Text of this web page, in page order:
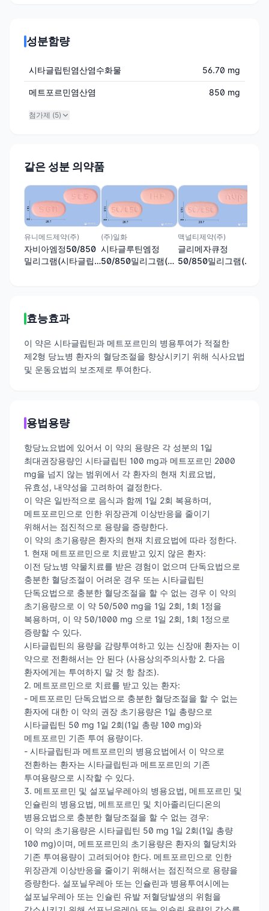
성분함량
시타글립틴염산염수화물 56.70 mg
메트포르민염산염 850 mg
첨가제 (5)
같은 성분 의약품
유니메드제약(주)
자비아엠정50/850
밀리그램(시타글립
(주)일화
시타글루틴엠정
50/850밀리그램(시
맥널티제약(주)
글리메자큐정
50/850밀리그램(시
효능효과
이 약은 시타글립틴과 메트포르민의 병용투여가 적절한
제2형 당뇨병 환자의 혈당조절을 향상시키기 위해 식사요법
및 운동요법의 보조제로 투여한다.
용법용량
항당뇨요법에 있어서 이 약의 용량은 각 성분의 1일
최대권장용량인 시타글립틴 100 mg과 메트포르민 2000
mg을 넘지 않는 범위에서 각 환자의 현재 치료요법,
유효성, 내약성을 고려하여 결정한다.
이 약은 일반적으로 음식과 함께 1일 2회 복용하며,
메트포르민으로 인한 위장관계 이상반응을 줄이기
위해서는 점진적으로 용량을 증량한다.
이 약의 초기용량은 환자의 현재 치료요법에 따라 정한다.
1. 현재 메트포르민으로 치료받고 있지 않은 환자:
이전 당뇨병 약물치료를 받은 경험이 없으며 단독요법으로
충분한 혈당조절이 어려운 경우 또는 시타글립틴
단독요법으로 충분한 혈당조절을 할 수 없는 경우 이 약의
초기용량으로 이 약 50/500 mg을 1일 2회, 1회 1정을
복용하며, 이 약 50/1000 mg 으로 1일 2회, 1회 1정으로
증량할 수 있다.
시타글립틴의 용량을 감량투여하고 있는 신장애 환자는 이
약으로 전환해서는 안 된다 (사용상의주의사항 2. 다음
환자에게는 투여하지 말 것 항 참조).
2. 메트포르민으로 치료를 받고 있는 환자:
- 메트포르민 단독요법으로 충분한 혈당조절을 할 수 없는
환자에 대한 이 약의 권장 초기용량은 1일 총량으로
시타글립틴 50 mg 1일 2회(1일 총량 100 mg)와
메트포르민 기존 투여 용량이다.
- 시타글립틴과 메트포르민의 병용요법에서 이 약으로
전환하는 환자는 시타글립틴과 메트포르민의 기존
투여용량으로 시작할 수 있다.
3. 메트포르민 및 설포닐우레아의 병용요법, 메트포르민 및
인슐린의 병용요법, 메트포르민 및 치아졸리딘디온의
병용요법으로 충분한 혈당조절을 할 수 없는 경우:
이 약의 초기용량은 시타글립틴 50 mg 1일 2회(1일 총량
100 mg)이며, 메트포르민의 초기용량은 환자의 혈당치와
기존 투여용량이 고려되어야 한다. 메트포르민으로 인한
위장관계 이상반응을 줄이기 위해서는 점진적으로 용량을
증량한다. 설포닐우레아 또는 인슐린과 병용투여시에는
설포닐우레아 또는 인슐린 유발 저혈당발생의 위험을